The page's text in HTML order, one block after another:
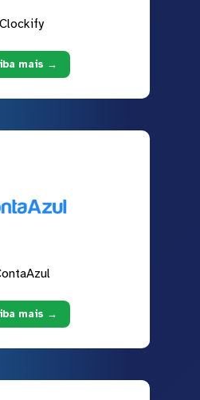
Clockify
mais →
mais →